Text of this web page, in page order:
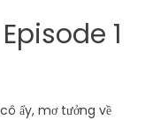
1
ấy, mơ tưởng về